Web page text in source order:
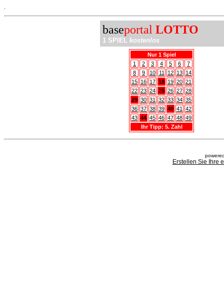
baseportal LOTTO
1 SPIEL kostenlos
Nur 1 Spiel
1
2 3 4 5 6
7
8
9 10 11 12 13 14
15 16 17 18 19 20 21
22 23 24 25 26 27 28
29 30 31 32 33 34 35
36 37 38 39 40 41
42
43 44 45 46 47 48 49
Ihr Tipp: 5. Zahl
Erstellen Sie Ihre